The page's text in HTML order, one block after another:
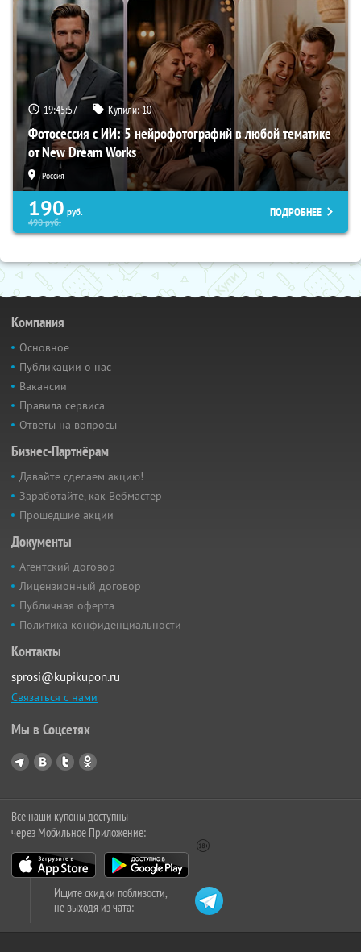
19:45:56 Купили:10
Фотосессия с ИИ: 5 нейрофотографий в любой тематике
от New Dream Works
Россия
190 руб.
490руб.
ПОДРОБНЕЕ
Компания
Основное
Публикации о нас
Вакансии
Правила сервиса
Ответы на вопросы
Бизнес-Партнёрам
Давайте сделаем акцию!
Заработайте, как Вебмастер
Прошедшие акции
Документы
Агентский договор
Лицензионный договор
Публичная оферта
Политика конфиденциальности
Контакты
sprosi@kupikupon.ru
Связаться с нами
Мы в Соцсетях
Все наши купоны доступны
через Мобильное Приложение:
Ищите скидки поблизости,
не выходя из чата: